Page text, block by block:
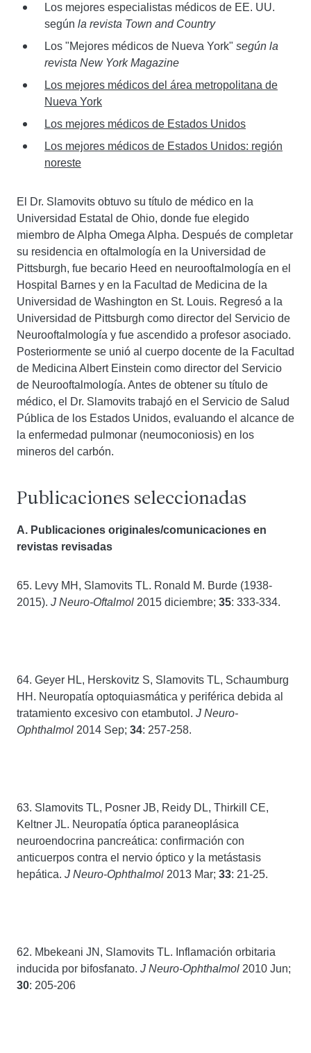
Los mejores especialistas médicos de EE. UU.
según la revista Town and Country
Los "Mejores médicos de Nueva York" según la
revista New York Magazine
Los mejores médicos del área metropolitana de
Nueva York
Los mejores médicos de Estados Unidos
Los mejores médicos de Estados Unidos: región
noreste
El Dr. Slamovits obtuvo su título de médico en la
Universidad Estatal de Ohio, donde fue elegido
miembro de Alpha Omega Alpha. Después de completar
su residencia en oftalmología en la Universidad de
Pittsburgh, fue becario Heed en neurooftalmología en el
Hospital Barnes y en la Facultad de Medicina de la
Universidad de Washington en St. Louis. Regresó a la
Universidad de Pittsburgh como director del Servicio de
Neurooftalmología y fue ascendido a profesor asociado.
Posteriormente se unió al cuerpo docente de la Facultad
de Medicina Albert Einstein como director del Servicio
de Neurooftalmología. Antes de obtener su título de
médico, el Dr. Slamovits trabajó en el Servicio de Salud
Pública de los Estados Unidos, evaluando el alcance de
la enfermedad pulmonar (neumoconiosis) en los
mineros del carbón.
Publicaciones seleccionadas
A. Publicaciones originales/comunicaciones en
revistas revisadas
65. Levy MH, Slamovits TL. Ronald M. Burde (1938-
2015). J Neuro-Oftalmol 2015 diciembre; 35: 333-334.
64. Geyer HL, Herskovitz S, Slamovits TL, Schaumburg
HH. Neuropatía optoquiasmática y periférica debida al
tratamiento excesivo con etambutol. J Neuro-
Ophthalmol 2014 Sep; 34: 257-258.
63. Slamovits TL, Posner JB, Reidy DL, Thirkill CE,
Keltner JL. Neuropatía óptica paraneoplásica
neuroendocrina pancreática: confirmación con
anticuerpos contra el nervio óptico y la metástasis
hepática. J Neuro-Ophthalmol 2013 Mar; 33: 21-25.
62. Mbekeani JN, Slamovits TL. Inflamación orbitaria
inducida por bifosfanato. J Neuro-Ophthalmol 2010 Jun;
30: 205-206